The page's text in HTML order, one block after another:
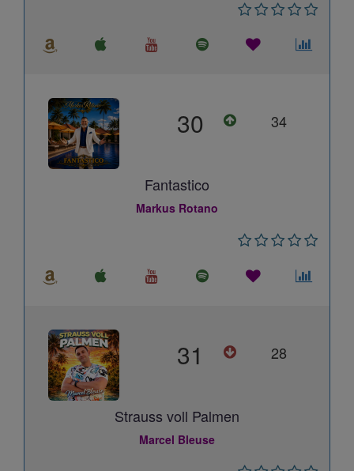
30 34
Fantastico
Markus Rotano
31 28
Strauss voll Palmen
Marcel Bleuse